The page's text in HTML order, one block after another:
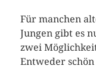
Für manchen
Jungen gibt es
zwei
Entweder